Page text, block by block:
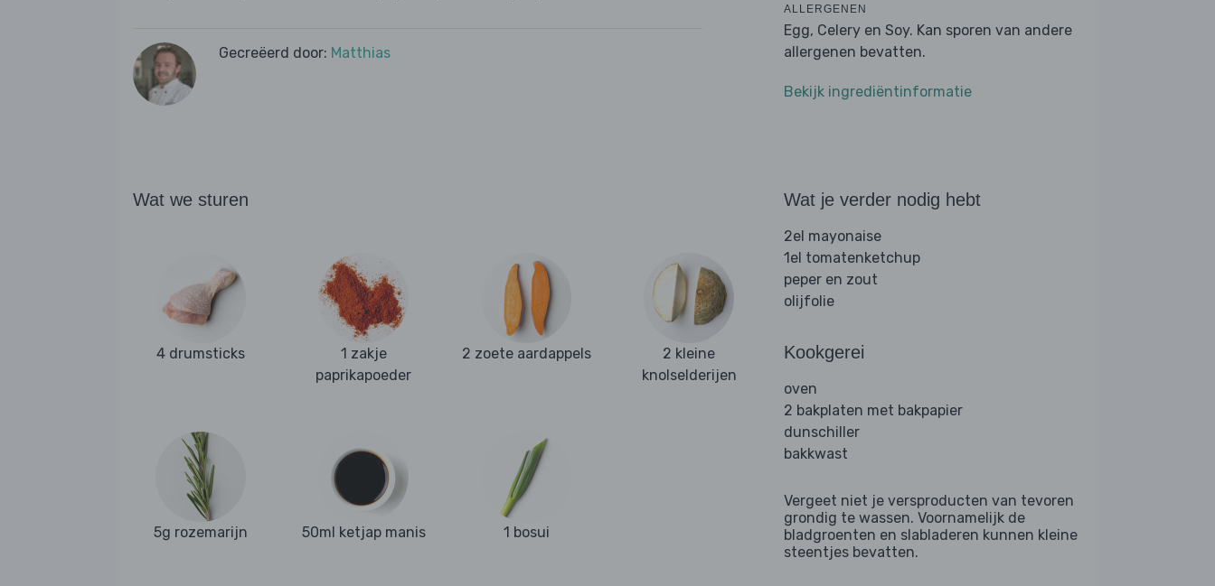
Gecreëerd door: Matthias
ALLERGENEN
Egg, Celery en Soy. Kan sporen van andere
allergenen bevatten.
Bekijk ingrediëntinformatie
Wat we sturen
4 drumsticks
1 zakje
paprikapoeder
2 zoete aardappels
2 kleine
knolselderijen
5g rozemarijn 50ml ketjap manis 1 bosui
Wat je verder nodig hebt
2el mayonaise
1el tomatenketchup
peper en zout
olijfolie
Kookgerei
oven
2 bakplaten met bakpapier
dunschiller
bakkwast
Vergeet niet je versproducten van tevoren
grondig te wassen. Voornamelijk de
bladgroenten en slabladeren kunnen kleine
steentjes bevatten.